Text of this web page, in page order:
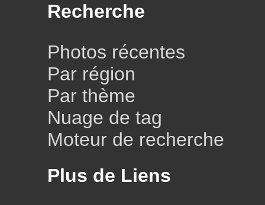
Recherche
Photos récentes
Par région
Par thème
Nuage de tag
Moteur de recherche
Plus de Liens